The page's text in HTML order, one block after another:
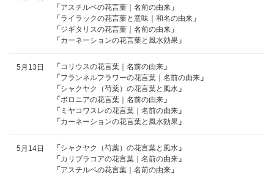
「 アスチルベの花言葉｜名前の由来 」
「 ライラックの花言葉と意味｜和名の由来 」
「 ジギタリスの花言葉｜名前の由来 」
「 カーネーションの花言葉と風水効果 」
5月13日 「 コリウスの花言葉｜名前の由来 」
「 フランネルフラワーの花言葉｜名前の由来 」
「 シャクヤク（芍薬）の花言葉と風水 」
「 ボロニアの花言葉｜名前の由来 」
「 ミヤコワスレの花言葉｜名前の由来 」
「 カーネーションの花言葉と風水効果 」
5月14日 「 シャクヤク（芍薬）の花言葉と風水 」
「 カリブラコアの花言葉｜名前の由来 」
「 アスチルベの花言葉｜名前の由来 」